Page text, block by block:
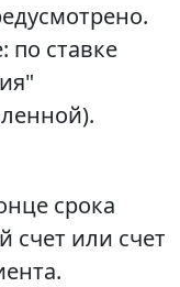
по ставке
срока
счет или счет